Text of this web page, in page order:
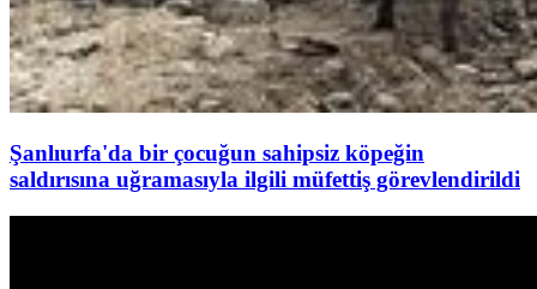
Şanlıurfa'da bir çocuğun sahipsiz köpeğin
saldırısına uğramasıyla ilgili müfettiş görevlendirildi